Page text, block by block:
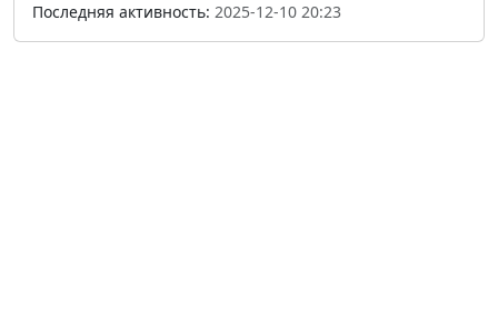
Последняя активность: 2025-12-10 20:23